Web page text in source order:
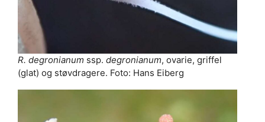
R. degronianum ssp. degronianum, ovarie, griffel
(glat) og støvdragere. Foto: Hans Eiberg